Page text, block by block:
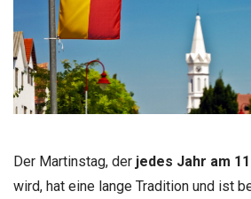
Der Martinstag, der jedes Jahr am
wird, hat eine lange Tradition und ist